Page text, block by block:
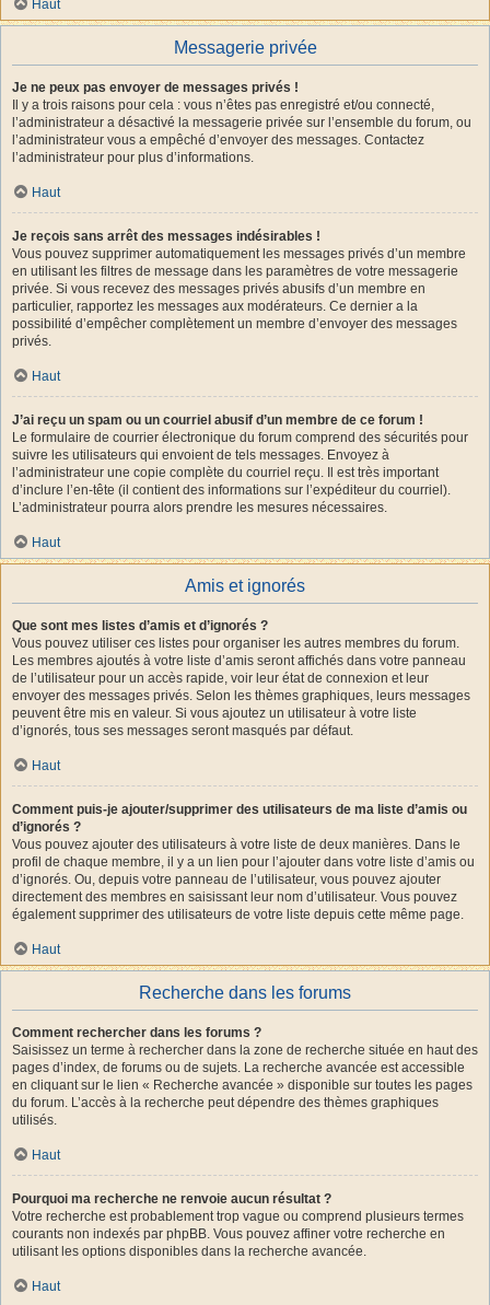
Haut
Messagerie privée
Je ne peux pas envoyer de messages privés !
Il y a trois raisons pour cela : vous n’êtes pas enregistré et/ou connecté,
l’administrateur a désactivé la messagerie privée sur l’ensemble du forum, ou
l’administrateur vous a empêché d’envoyer des messages. Contactez
l’administrateur pour plus d’informations.
Haut
Je reçois sans arrêt des messages indésirables !
Vous pouvez supprimer automatiquement les messages privés d’un membre
en utilisant les filtres de message dans les paramètres de votre messagerie
privée. Si vous recevez des messages privés abusifs d’un membre en
particulier, rapportez les messages aux modérateurs. Ce dernier a la
possibilité d’empêcher complètement un membre d’envoyer des messages
privés.
Haut
J’ai reçu un spam ou un courriel abusif d’un membre de ce forum !
Le formulaire de courrier électronique du forum comprend des sécurités pour
suivre les utilisateurs qui envoient de tels messages. Envoyez à
l’administrateur une copie complète du courriel reçu. Il est très important
d’inclure l’en-tête (il contient des informations sur l’expéditeur du courriel).
L’administrateur pourra alors prendre les mesures nécessaires.
Haut
Amis et ignorés
Que sont mes listes d’amis et d’ignorés ?
Vous pouvez utiliser ces listes pour organiser les autres membres du forum.
Les membres ajoutés à votre liste d’amis seront affichés dans votre panneau
de l’utilisateur pour un accès rapide, voir leur état de connexion et leur
envoyer des messages privés. Selon les thèmes graphiques, leurs messages
peuvent être mis en valeur. Si vous ajoutez un utilisateur à votre liste
d’ignorés, tous ses messages seront masqués par défaut.
Haut
Comment puis-je ajouter/supprimer des utilisateurs de ma liste d’amis ou
d’ignorés ?
Vous pouvez ajouter des utilisateurs à votre liste de deux manières. Dans le
profil de chaque membre, il y a un lien pour l’ajouter dans votre liste d’amis ou
d’ignorés. Ou, depuis votre panneau de l’utilisateur, vous pouvez ajouter
directement des membres en saisissant leur nom d’utilisateur. Vous pouvez
également supprimer des utilisateurs de votre liste depuis cette même page.
Haut
Recherche dans les forums
Comment rechercher dans les forums ?
Saisissez un terme à rechercher dans la zone de recherche située en haut des
pages d’index, de forums ou de sujets. La recherche avancée est accessible
en cliquant sur le lien « Recherche avancée » disponible sur toutes les pages
du forum. L’accès à la recherche peut dépendre des thèmes graphiques
utilisés.
Haut
Pourquoi ma recherche ne renvoie aucun résultat ?
Votre recherche est probablement trop vague ou comprend plusieurs termes
courants non indexés par phpBB. Vous pouvez affiner votre recherche en
utilisant les options disponibles dans la recherche avancée.
Haut